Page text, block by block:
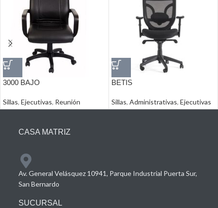
3000 BAJO
Sillas, Ejecutivas, Reunión
BETIS
Sillas, Administrativas, Ejecutivas
CASA MATRIZ
Av. General Velásquez 10941, Parque Industrial Puerta Sur,
San Bernardo
SUCURSAL